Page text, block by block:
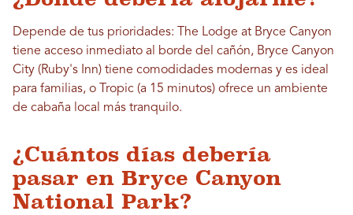
Depende de tus prioridades: The Lodge at Bryce Canyon
tiene acceso inmediato al borde del cañón, Bryce Canyon
City (Ruby's Inn) tiene comodidades modernas y es ideal
para familias, o Tropic (a 15 minutos) ofrece un ambiente
de cabaña local más tranquilo.
¿Cuántos días debería
pasar en Bryce Canyon
National Park?